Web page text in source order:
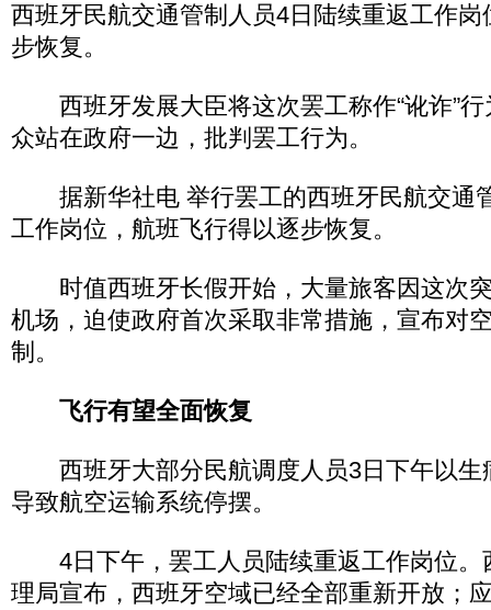
西班牙民航交通管制人员4日陆续重返工作
步恢复。
西班牙发展大臣将这次罢工称作“讹诈”行
众站在政府一边，批判罢工行为。
据新华社电 举行罢工的西班牙民航交通
工作岗位，航班飞行得以逐步恢复。
时值西班牙长假开始，大量旅客因这次
机场，迫使政府首次采取非常措施，宣布对
制。
飞行有望全面恢复
西班牙大部分民航调度人员3日下午以生
导致航空运输系统停摆。
4日下午，罢工人员陆续重返工作岗位。
理局宣布，西班牙空域已经全部重新开放；